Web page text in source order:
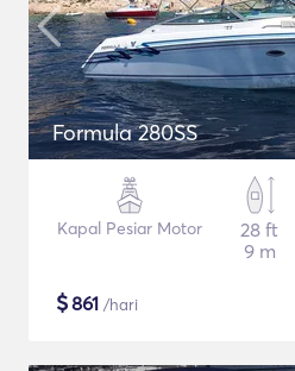
Formula 280SS
Kapal Pesiar Motor
28 ft
9 m
$861 /hari